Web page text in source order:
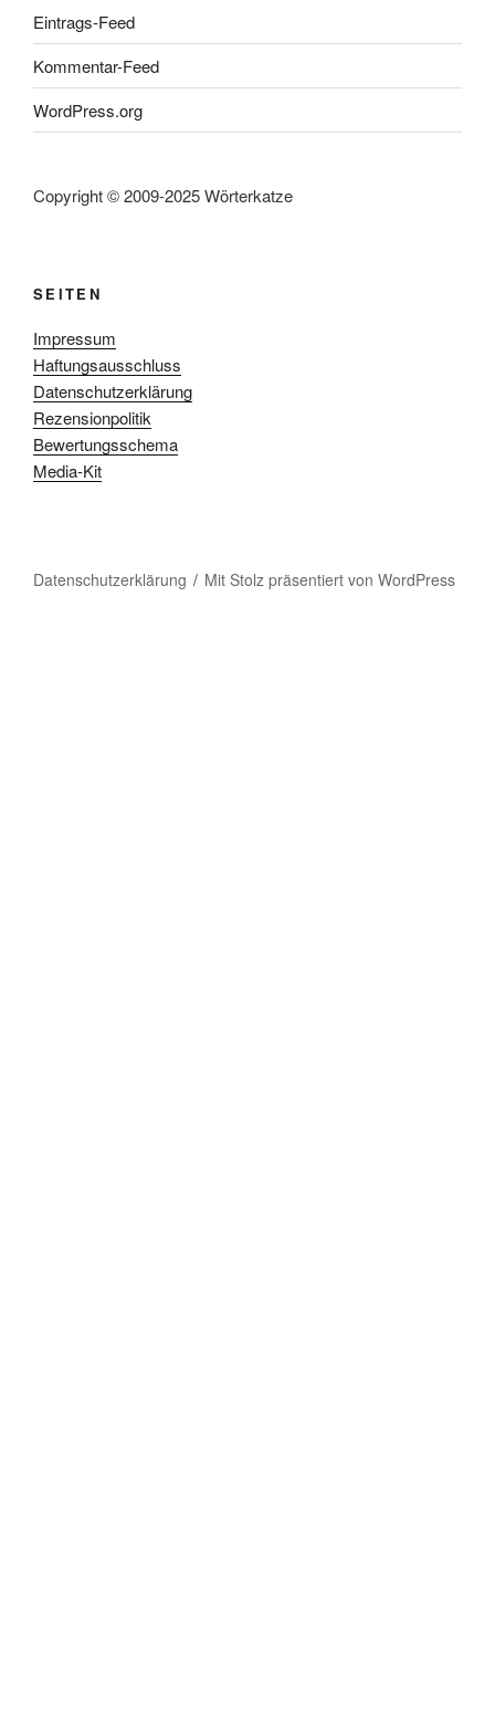
Eintrags-Feed
Kommentar-Feed
WordPress.org
Copyright © 2009-2025 Wörterkatze
SEITEN
Impressum
Haftungsausschluss
Datenschutzerklärung
Rezensionpolitik
Bewertungsschema
Media-Kit
Datenschutzerklärung Mit Stolz präsentiert von WordPress